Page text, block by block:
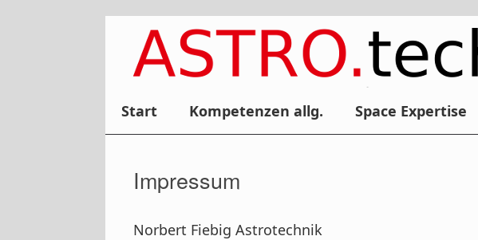
Inhalt
springen
Start Kompetenzen allg. Space Expertise
Impressum
Norbert Fiebig Astrotechnik